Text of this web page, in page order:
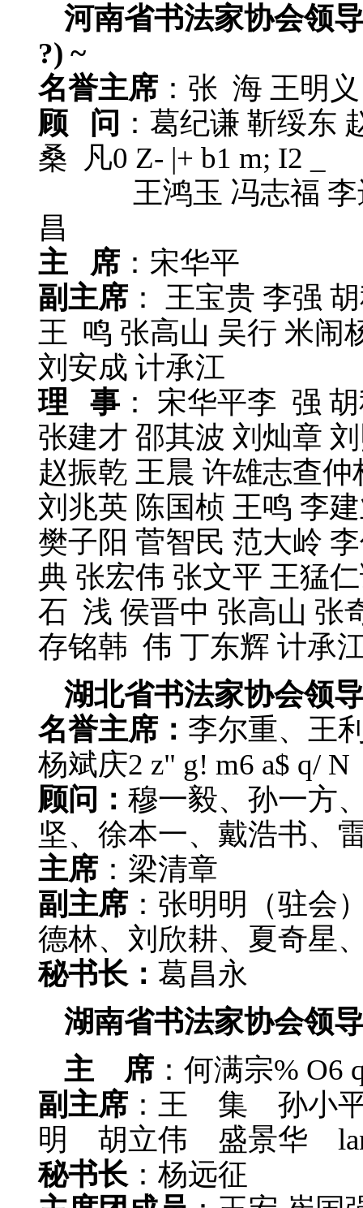
河南省书法家协会领
?) ~
名誉主席 ：张 海 王明
顾 问 ：葛纪谦 靳绥东
桑 凡0 Z- |+ b1 m; I2 _
王鸿玉 冯志福 李进
昌
主 席 ：宋华平
副主席 ： 王宝贵 李强
王 鸣 张高山 吴行 米闹
刘安成 计承江
理 事 ： 宋华平李 强
张建才 邵其波 刘灿章
赵振乾 王晨 许雄志查
刘兆英 陈国桢 王鸣 李
樊子阳 菅智民 范大岭
典 张宏伟 张文平 王猛
石 浅 侯晋中 张高山 张
存铭韩 伟 丁东辉 计承
湖北省书法家协会领
名誉主席： 李尔重、王
杨斌庆2 z" g! m6 a$ q/
顾问： 穆一毅、孙一方
坚、徐本一、戴浩书、
主席 ：梁清章
副主席 ：张明明（驻会
德林、刘欣耕、夏奇星
秘书长： 葛昌永
湖南省书法家协会领
主 席 ：何满宗% O6
副主席 ：王 集 孙小
明 胡立伟 盛景华
秘书长 ：杨远征